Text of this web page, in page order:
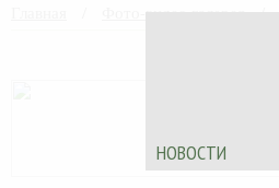
НОВОСТИ
Фото-видео галерея /